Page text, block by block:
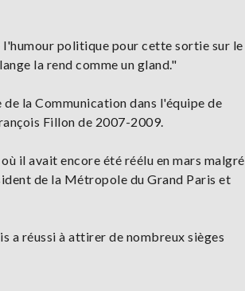
l'humour politique pour cette sortie sur le
la rend comme un gland."
la Communication dans l'équipe de
Fillon de 2007-2009.
il avait encore été réélu en mars malgré
de la Métropole du Grand Paris et
a réussi à attirer de nombreux sièges